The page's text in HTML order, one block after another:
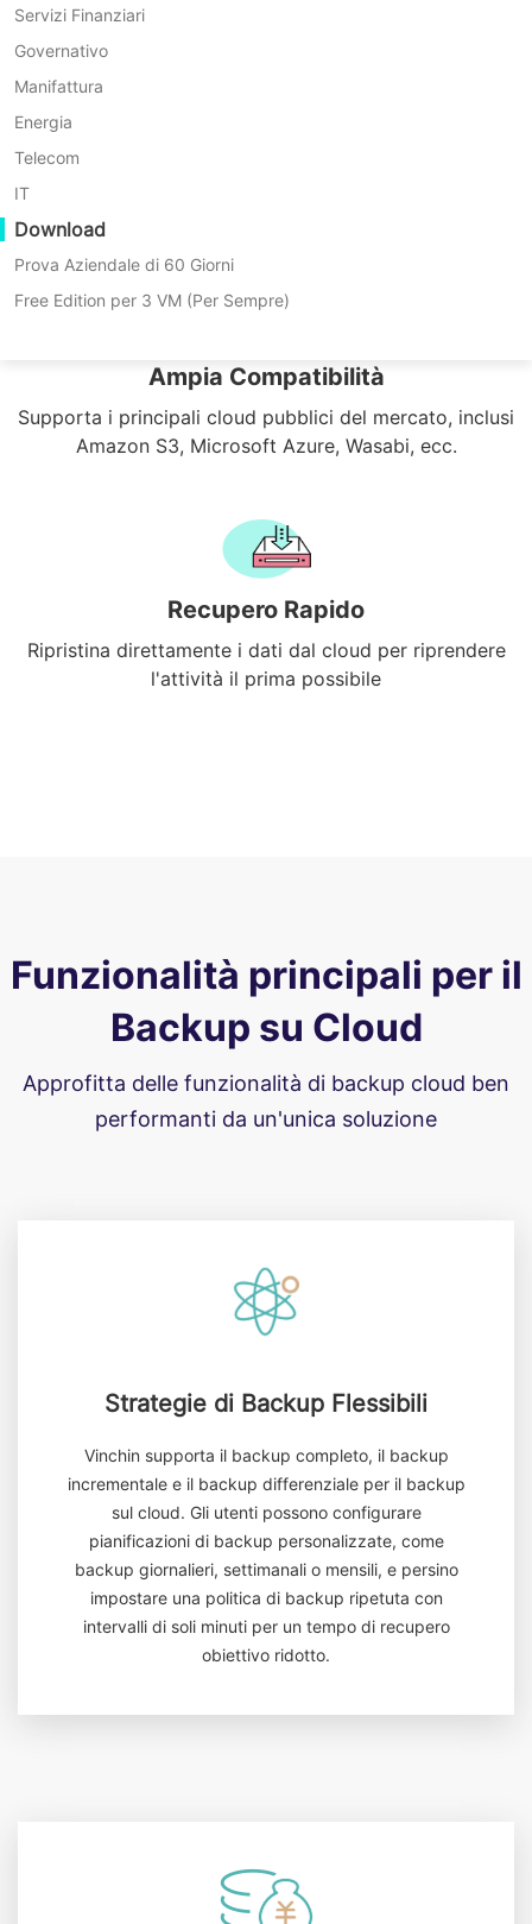
Servizi Finanziari
Governativo
Manifattura
Energia
Telecom
IT
Download
Prova Aziendale di 60 Giorni
Free Edition per 3 VM (Per Sempre)
Aggiungi e connetti facilmente allo storage cloud con le
Ampia Compatibilità
Supporta i principali cloud pubblici del mercato, inclusi
Amazon S3, Microsoft Azure, Wasabi, ecc.
Recupero Rapido
Ripristina direttamente i dati dal cloud per riprendere
l'attività il prima possibile
Funzionalità principali per il
Backup su Cloud
Approfitta delle funzionalità di backup cloud ben
performanti da un'unica soluzione
Strategie di Backup Flessibili
Vinchin supporta il backup completo, il backup
incrementale e il backup differenziale per il backup
sul cloud. Gli utenti possono configurare
pianificazioni di backup personalizzate, come
backup giornalieri, settimanali o mensili, e persino
impostare una politica di backup ripetuta con
intervalli di soli minuti per un tempo di recupero
obiettivo ridotto.